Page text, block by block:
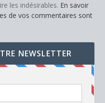
les indésirables. En savoir
de vos commentaires sont
NEWSLETTER